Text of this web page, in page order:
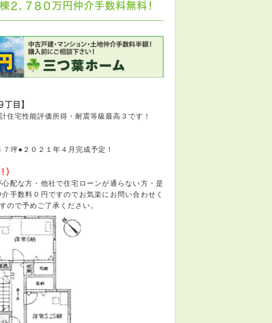
，７８０万円仲介手数料無料！
目】
宅性能評価所得・耐震等級最高３です！
坪●２０２１年４月完成予定！
）
配な方・他社で住宅ローンが通らない方・是
手数料０円ですのでお気楽にお問い合わせく
ので予めご了承ください。